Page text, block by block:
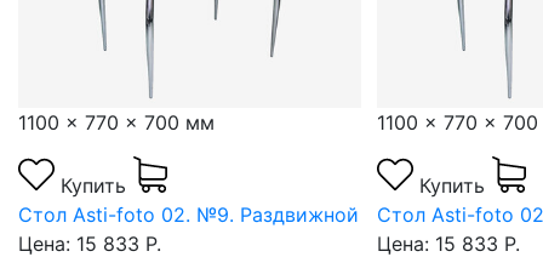
1100 x 770 x 700 мм
Купить
Стол Asti-foto 02. №9. Раздвижной
Цена: 15 833 Р.
1100 x 770 x
Купить
Стол Asti-foto
Цена: 15 833 Р.